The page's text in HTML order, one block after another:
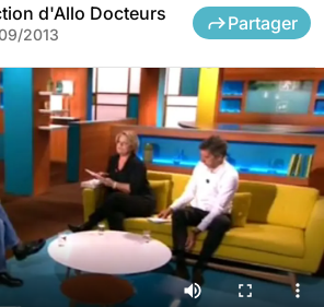
d'Allo Docteurs
2013
Partager